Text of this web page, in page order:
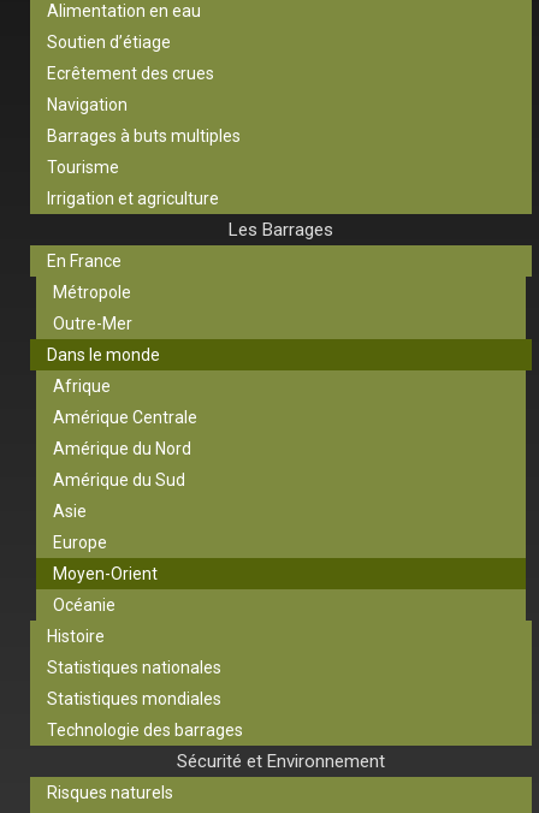
Alimentation en eau
Soutien d’étiage
Ecrêtement des crues
Navigation
Barrages à buts multiples
Tourisme
Irrigation et agriculture
Les Barrages
En France
Métropole
Outre-Mer
Dans le monde
Afrique
Amérique Centrale
Amérique du Nord
Amérique du Sud
Asie
Europe
Moyen-Orient
Océanie
Histoire
Statistiques nationales
Statistiques mondiales
Technologie des barrages
Sécurité et Environnement
Risques naturels